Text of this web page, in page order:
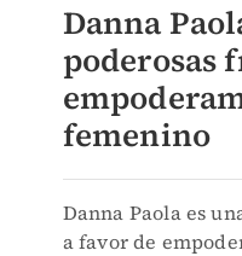
Danna
poderosas
femenino
Danna Paola es
a favor de